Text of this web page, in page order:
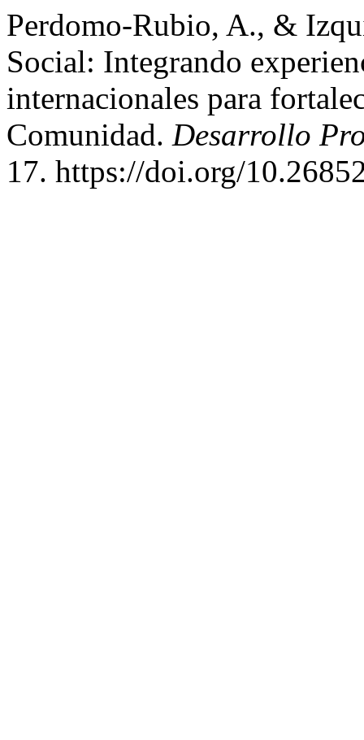
Perdomo-Rubio, A., &
Social: Integrando
internacionales para
Comunidad. Desarrollo
17. https://doi.org/